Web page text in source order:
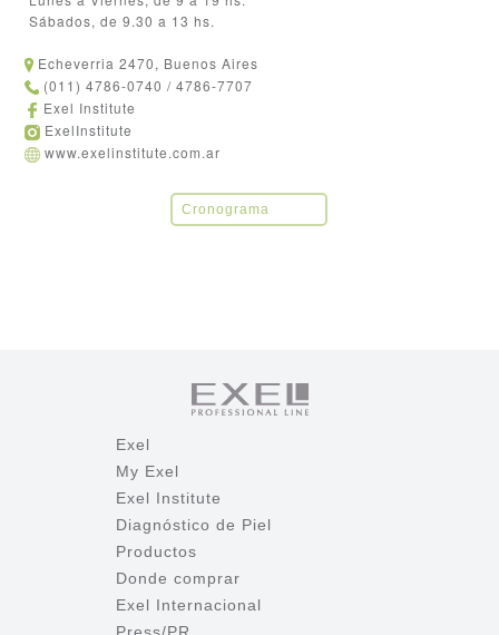
Sábados, de 9.30 a 13 hs.
Echeverria 2470, Buenos Aires
(011) 4786-0740 / 4786-7707
Exel Institute
ExelInstitute
www.exelinstitute.com.ar
Cronograma
Exel
My Exel
Exel Institute
Diagnóstico de Piel
Productos
Donde comprar
Exel Internacional